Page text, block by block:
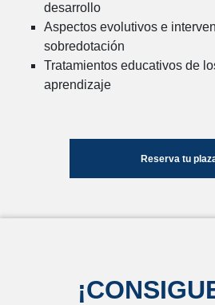
desarrollo
Aspectos evolutivos e
sobredotación
Tratamientos educativos de
aprendizaje
Reserva tu
¡